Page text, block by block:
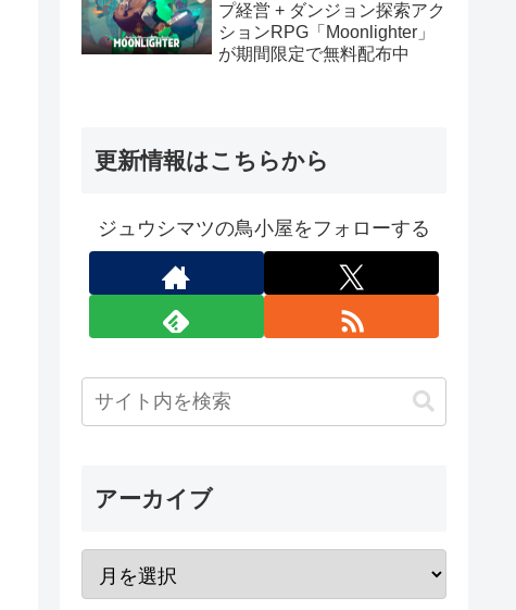
プ経営 + ダンジョン探索アク
ションRPG「Moonlighter」
が期間限定で無料配布中
更新情報はこちらから
ジュウシマツの鳥小屋をフォローする
アーカイブ